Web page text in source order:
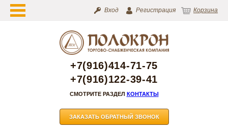
Вход Регистрация Корзина
+7(916)414-71-75
+7(916)122-39-41
СМОТРИТЕ РАЗДЕЛ КОНТАКТЫ
ЗАКАЗАТЬ ОБРАТНЫЙ ЗВОНОК